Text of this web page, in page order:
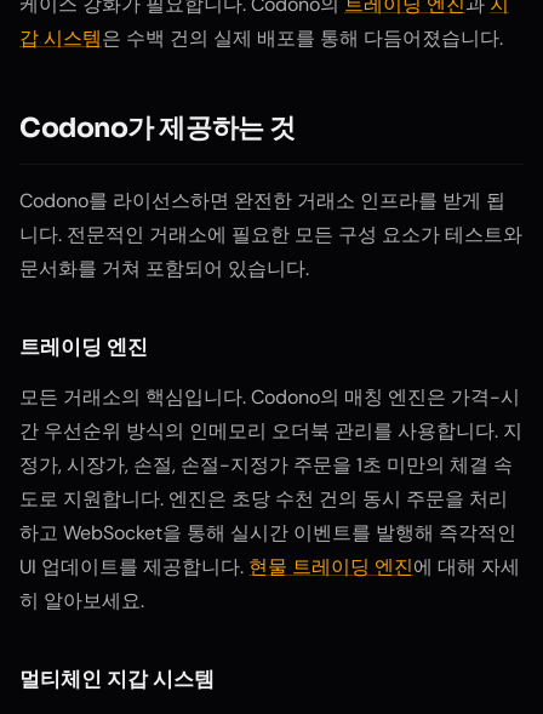
갑 시스템은 수백 건의 실제 배포를 통해 다듬어졌습니다.
Codono가 제공하는 것
Codono를 라이선스하면 완전한 거래소 인프라를 받게 됩
니다. 전문적인 거래소에 필요한 모든 구성 요소가 테스트와
문서화를 거쳐 포함되어 있습니다.
트레이딩 엔진
모든 거래소의 핵심입니다. Codono의 매칭 엔진은 가격-시
간 우선순위 방식의 인메모리 오더북 관리를 사용합니다. 지
정가, 시장가, 손절, 손절-지정가 주문을 1초 미만의 체결 속
도로 지원합니다. 엔진은 초당 수천 건의 동시 주문을 처리
하고 WebSocket을 통해 실시간 이벤트를 발행해 즉각적인
UI 업데이트를 제공합니다. 현물 트레이딩 엔진에 대해 자세
히 알아보세요.
멀티체인 지갑 시스템